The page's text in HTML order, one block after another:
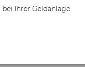
Ihrer Geldanlage